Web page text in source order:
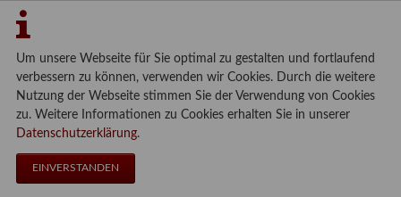
Um unsere Webseite für Sie optimal zu gestalten und fortlaufend
verbessern zu können, verwenden wir Cookies. Durch die weitere
Nutzung der Webseite stimmen Sie der Verwendung von Cookies
zu. Weitere Informationen zu Cookies erhalten Sie in unserer
Datenschutzerklärung.
EINVERSTANDEN